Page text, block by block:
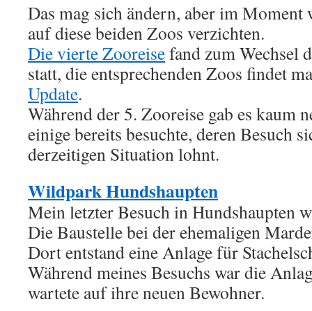
Das mag sich ändern, aber im Moment
auf diese beiden Zoos verzichten.
Die vierte Zooreisefand zum Wechsel
statt, die entsprechenden Zoos findet
Update.
Während der 5. Zooreise gab es kaum
einige bereits besuchte, deren Besuch
derzeitigen Situation lohnt.
Wildpark Hundshaupten
Mein letzter Besuch in Hundshaupten
Die Baustelle bei der ehemaligen
Dort entstand eine Anlage für
Während meines Besuchs war die
wartete auf ihre neuen Bewohner.